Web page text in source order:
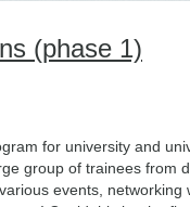
(phase 1)
for university and
group of trainees from
events,